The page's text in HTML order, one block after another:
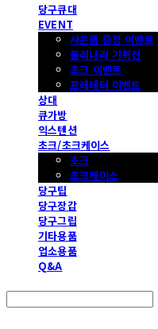
당구큐대
EVENT
사은품 증정 이벤트
몰리나리 기획전
초크 이벤트
프레데터 이벤트
상대
큐가방
익스텐션
초크/초크케이스
초크
초크케이스
당구팁
당구장갑
당구그립
기타용품
업소용품
Q&A